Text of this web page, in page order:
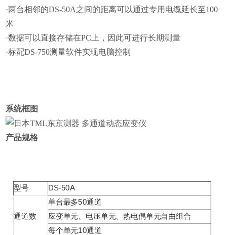
·两台相邻的DS-50A之间的距离可以通过专用电缆延长至100
米
·数据可以直接存储在PC 上，因此可进行长期测量
·标配DS-750测量软件实现电脑控制
系统框图
产品规格
型号 DS-50A
通道数
单台最多50通道
应变单元、电压单元、热电偶单元自由组合
每个单元10通道